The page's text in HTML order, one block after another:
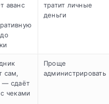
аванс
тратит личные
деньги
сам,
— сдаёт
чеками
Проще
администрировать